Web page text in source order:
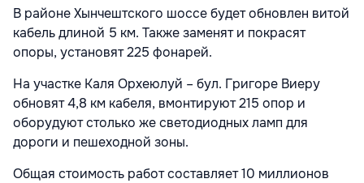
В районе Хынчештского шоссе будет обновлен витой
кабель длиной 5 км. Также заменят и покрасят
опоры, установят 225 фонарей.
На участке Каля Орхеюлуй – бул. Григоре Виеру
обновят 4,8 км кабеля, вмонтируют 215 опор и
оборудуют столько же светодиодных ламп для
дороги и пешеходной зоны.
Общая стоимость работ составляет 10 миллионов